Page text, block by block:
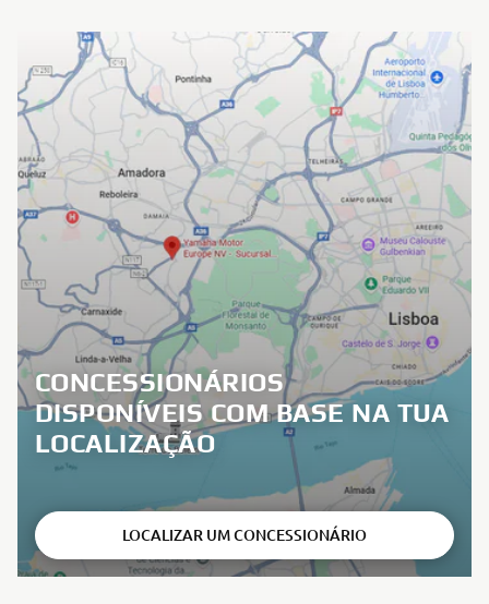
CONCESSIONÁRIOS
DISPONÍVEIS COM BASE NA TUA
LOCALIZAÇÃO
LOCALIZAR UM CONCESSIONÁRIO